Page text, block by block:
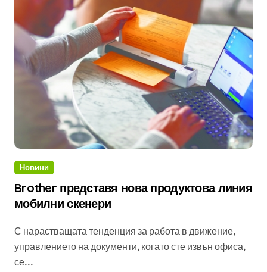
Новини
Brother представя нова продуктова линия
мобилни скенери
С нарастващата тенденция за работа в движение,
управлението на документи, когато сте извън офиса,
се...